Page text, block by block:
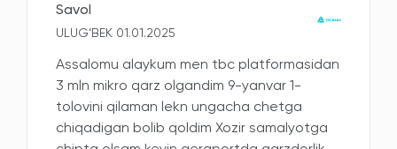
Savol
ULUG‘BEK 01.01.2025
Assalomu alaykum men tbc platformasidan
3 mln mikro qarz olgandim 9-yanvar 1-
tolovini qilaman lekn ungacha chetga
chiqadigan bolib qoldim Xozir samalyotga